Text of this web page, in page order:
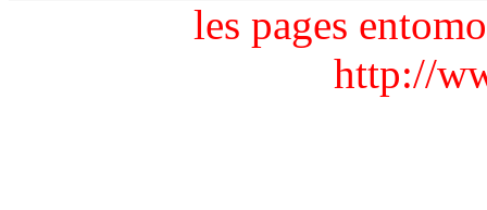
les pages
http://